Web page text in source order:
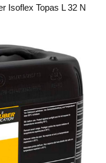
Isoflex Topas L 32 N